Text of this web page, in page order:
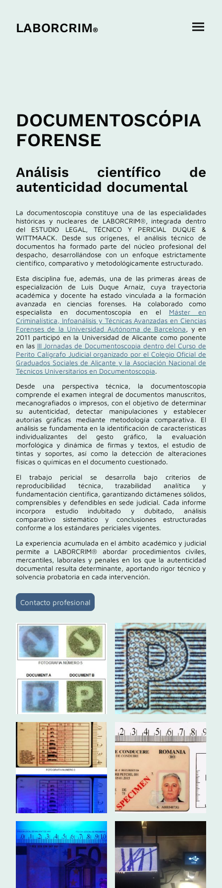
LABORCRIM®
DOCUMENTOSCÓPIA
FORENSE
Análisis científico de
autenticidad documental
La documentoscopia constituye una de las especialidades
históricas y nucleares de LABORCRIM®, integrada dentro
del ESTUDIO LEGAL, TÉCNICO Y PERICIAL DUQUE &
WITTMAACK. Desde sus orígenes, el análisis técnico de
documentos ha formado parte del núcleo profesional del
despacho, desarrollándose con un enfoque estrictamente
científico, comparativo y metodológicamente estructurado.
Esta disciplina fue, además, una de las primeras áreas de
especialización de Luis Duque Arnaiz, cuya trayectoria
académica y docente ha estado vinculada a la formación
avanzada en ciencias forenses. Ha colaborado como
especialista en documentoscopia en el Máster en
Criminalística, Infoanálisis y Técnicas Avanzadas en Ciencias
Forenses de la Universidad Autónoma de Barcelona, y en
2011 participó en la Universidad de Alicante como ponente
en las III Jornadas de Documentoscopia dentro del Curso de
Perito Calígrafo Judicial organizado por el Colegio Oficial de
Graduados Sociales de Alicante y la Asociación Nacional de
Técnicos Universitarios en Documentoscopia.
Desde una perspectiva técnica, la documentoscopia
comprende el examen integral de documentos manuscritos,
mecanografiados o impresos, con el objetivo de determinar
su autenticidad, detectar manipulaciones y establecer
autorías gráficas mediante metodología comparativa. El
análisis se fundamenta en la identificación de características
individualizantes del gesto gráfico, la evaluación
morfológica y dinámica de firmas y textos, el estudio de
tintas y soportes, así como la detección de alteraciones
físicas o químicas en el documento cuestionado.
El trabajo pericial se desarrolla bajo criterios de
reproducibilidad técnica, trazabilidad analítica y
fundamentación científica, garantizando dictámenes sólidos,
comprensibles y defendibles en sede judicial. Cada informe
incorpora estudio indubitado y dubitado, análisis
comparativo sistemático y conclusiones estructuradas
conforme a los estándares periciales vigentes.
La experiencia acumulada en el ámbito académico y judicial
permite a LABORCRIM® abordar procedimientos civiles,
mercantiles, laborales y penales en los que la autenticidad
documental resulta determinante, aportando rigor técnico y
solvencia probatoria en cada intervención.
Contacto profesional